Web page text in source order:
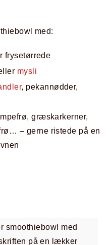
med:
frysetørrede
mysli
, pekannødder,
græskarkerner,
– gerne ristede på en